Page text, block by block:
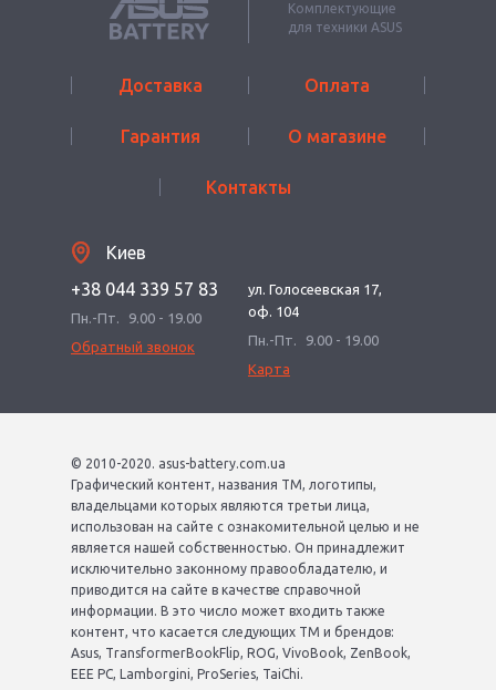
Комплектующие
для техники ASUS
Доставка Оплата
Гарантия О магазине
Контакты
Киев
+38 044 339 57 83
Пн.-Пт.
9.00 - 19.00
Обратный звонок
ул. Голосеевская 17,
оф. 104
Пн.-Пт.
9.00 - 19.00
Карта
© 2010-2020. asus-battery.com.ua
Графический контент, названия ТМ, логотипы,
владельцами которых являются третьи лица,
использован на сайте с ознакомительной целью и не
является нашей собственностью. Он принадлежит
исключительно законному правообладателю, и
приводится на сайте в качестве справочной
информации. В это число может входить также
контент, что касается следующих ТМ и брендов:
Asus, TransformerBookFlip, ROG, VivoBook, ZenBook,
EEE PC, Lamborgini, ProSeries, TaiChi.